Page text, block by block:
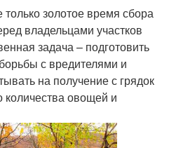
золотое время сбора
владельцами участков
задача – подготовить
с вредителями и
на получение с грядок
количества овощей и